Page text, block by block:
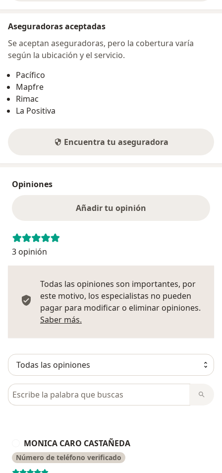
Aseguradoras aceptadas
Se aceptan aseguradoras, pero la cobertura varía
según la ubicación y el servicio.
Pacífico
Mapfre
Rimac
La Positiva
Encuentra tu aseguradora
Opiniones
Añadir tu opinión
3 opinión
Todas las opiniones son importantes, por
este motivo, los especialistas no pueden
pagar para modificar o eliminar opiniones.
Saber más.
Busca en opiniones
MONICA CARO CASTAÑEDA
Número de teléfono verificado